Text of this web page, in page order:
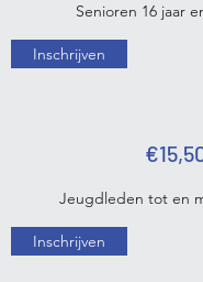
Senioren 16 jaar
Inschrijven
Jeugdleden tot en
Inschrijven